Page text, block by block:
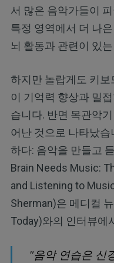
서 많은 음악가들이
특정 영역에서 더 나
뇌 활동과 관련이 있
하지만 놀랍게도 키보
이 기억력 향상과 밀
습니다. 반면 목관악
어난 것으로 나타났습
하다: 음악을 만들고
Brain Needs Music:
and Listening to
Sherman)은 메디컬
Today)와의 인터뷰에
"음악 연습은 신